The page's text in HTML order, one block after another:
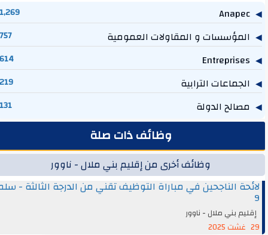
Anapec
1,269
المؤسسات و المقاولات العمومية 757
Entreprises
614
الجماعات الترابية 219
مصالح الدولة 131
وظائف ذات صلة
وظائف أخرى من إقليم بني ملال - ناوور
لائحة الناجحين في مباراة التوظيف تقني من الدرجة الثالثة - سلم
إقليم بني ملال - ناوور
29 غشت 2025